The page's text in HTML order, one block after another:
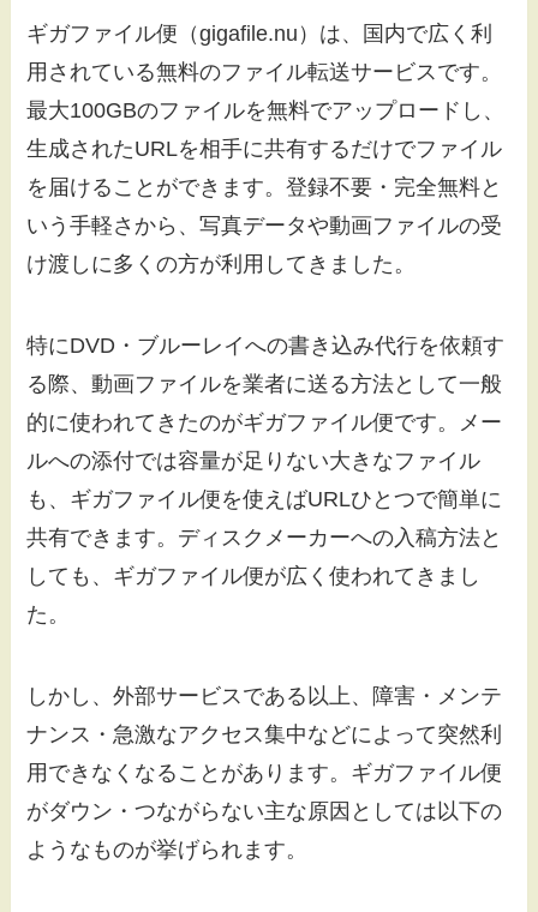
ギガファイル便（gigafile.nu）は、国内で広く利
用されている無料のファイル転送サービスです。
最大100GBのファイルを無料でアップロードし、
生成されたURLを相手に共有するだけでファイル
を届けることができます。登録不要・完全無料と
いう手軽さから、写真データや動画ファイルの受
け渡しに多くの方が利用してきました。
特にDVD・ブルーレイへの書き込み代行を依頼す
る際、動画ファイルを業者に送る方法として一般
的に使われてきたのがギガファイル便です。メー
ルへの添付では容量が足りない大きなファイル
も、ギガファイル便を使えばURLひとつで簡単に
共有できます。ディスクメーカーへの入稿方法と
しても、ギガファイル便が広く使われてきまし
た。
しかし、外部サービスである以上、障害・メンテ
ナンス・急激なアクセス集中などによって突然利
用できなくなることがあります。ギガファイル便
がダウン・つながらない主な原因としては以下の
ようなものが挙げられます。